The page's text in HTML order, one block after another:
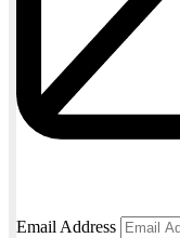
Email Address